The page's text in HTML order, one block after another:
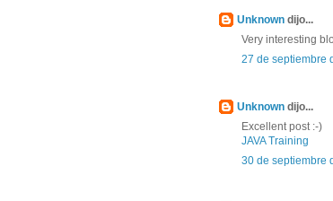
Unknown dijo...
Very interesting
27 de septiembre
Unknown dijo...
Excellent post :-)
JAVA Training
30 de septiembre